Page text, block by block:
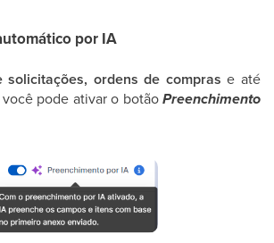
por IA
solicitações, ordens de compras e até
você pode ativar o botãoPreenchimento